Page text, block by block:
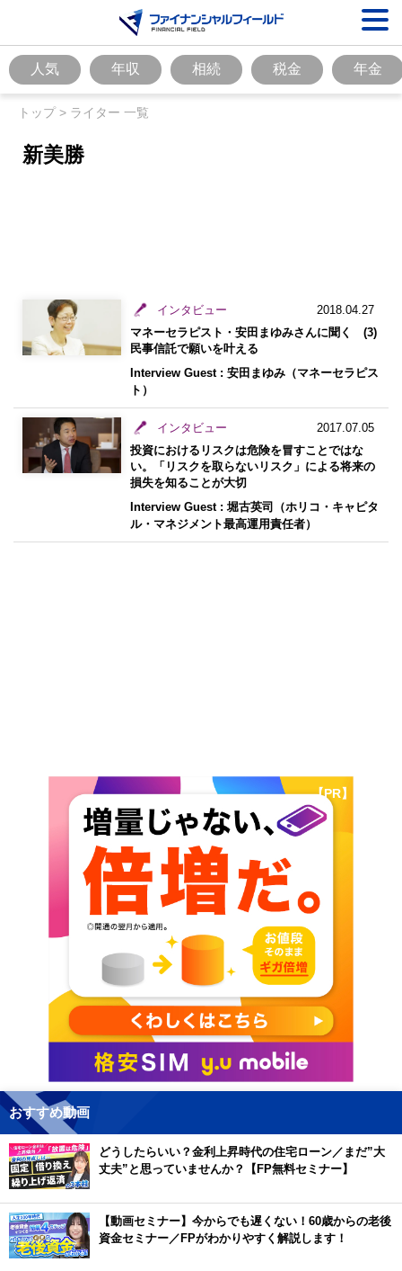
人気 年収 相続 税金 年金
トップ> ライター 一覧
新美勝
インタビュー 2018.04.27
マネーセラピスト・安田まゆみさんに聞く (3)
民事信託で願いを叶える
Interview Guest : 安田まゆみ（マネーセラピス
ト）
インタビュー 2017.07.05
投資におけるリスクは危険を冒すことではな
い。「リスクを取らないリスク」による将来の
損失を知ることが大切
Interview Guest : 堀古英司（ホリコ・キャピタ
ル・マネジメント最高運用責任者）
【PR】
おすすめ動画
どうしたらいい？金利上昇時代の住宅ローン／まだ”大
丈夫”と思っていませんか？【FP無料セミナー】
【動画セミナー】今からでも遅くない！60歳からの老後
資金セミナー／FPがわかりやすく解説します！